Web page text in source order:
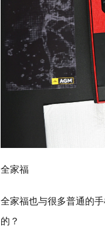
全家福
全家福也与很多普通的
的？